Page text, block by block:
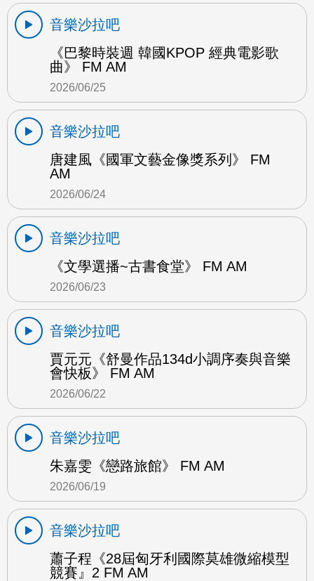
音樂沙拉吧
《巴黎時裝週 韓國KPOP 經典電影歌
曲》 FM AM
2026/06/25
音樂沙拉吧
唐建風《國軍文藝金像獎系列》 FM
AM
2026/06/24
音樂沙拉吧
《文學選播~古書食堂》 FM AM
2026/06/23
音樂沙拉吧
賈元元《舒曼作品134d小調序奏與音樂
會快板》 FM AM
2026/06/22
音樂沙拉吧
朱嘉雯《戀路旅館》 FM AM
2026/06/19
音樂沙拉吧
蕭子程《28屆匈牙利國際莫雄微縮模型
競賽』2 FM AM